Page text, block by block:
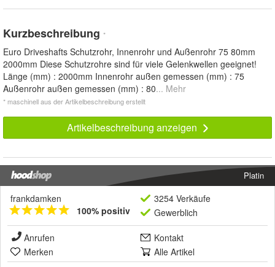
Kurzbeschreibung *
Euro Driveshafts Schutzrohr, Innenrohr und Außenrohr 75 80mm
2000mm Diese Schutzrohre sind für viele Gelenkwellen geeignet!
Länge (mm) : 2000mm Innenrohr außen gemessen (mm) : 75
Außenrohr außen gemessen (mm) : 80... Mehr
* maschinell aus der Artikelbeschreibung erstellt
Artikelbeschreibung anzeigen
Platin
frankdamken
100% positiv
3254 Verkäufe
Gewerblich
Anrufen
Kontakt
Merken
Alle Artikel